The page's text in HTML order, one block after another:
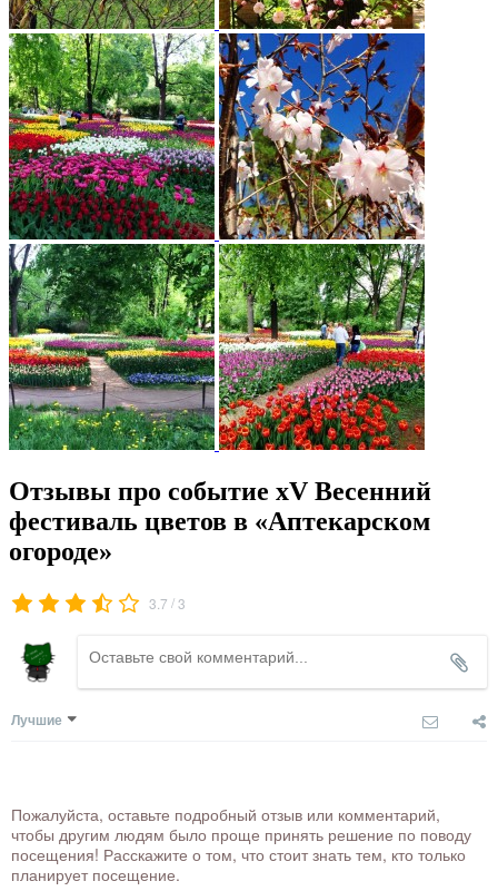
Отзывы про событие xV Весенний
фестиваль цветов в «Аптекарском
огороде»
3.7 /3
Лучшие
Пожалуйста, оставьте подробный отзыв или комментарий,
чтобы другим людям было проще принять решение по поводу
посещения! Расскажите о том, что стоит знать тем, кто только
планирует посещение.